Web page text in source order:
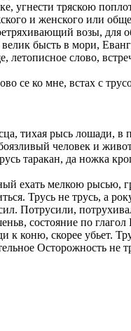
заказываем
границы, встреча
и место проживание.
РФ!
в нашем профиле.
комплектовщик,
пользоваться
помочь в
плату.
курьер банка,
угнести тряскою
и женского или
возы, для
бысть в мори,
слово,
се ко мне, встах с
тихая рысь лошади, в
человек и
таракан, да ножка
ехать мелкою рысью,
Трусь не трусь, а
Потрусили,
состояние по
коню, скорее убьет.
Осторожность не